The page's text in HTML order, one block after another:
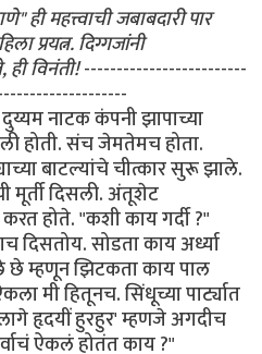
महत्त्वाची जबाबदारी पार
प्रयत्न. दिग्गजांनी
विनंती!-------------------------
नाटक कंपनी झापाच्या
होती. संच जेमतेमच होता.
बाटल्यांचे चीत्कार सुरू झाले.
मूर्ती दिसली. अंतूशेट
होते. "कशी काय गर्दी ?"
सोडता काय अर्ध्या
छे म्हणून झिटकता काय पाल
मी हितूनच. सिंधूच्या पार्ट्यात
हृदयीं हुरहुर' म्हणजे अगदीच
ऐकलं होतंत काय ?"